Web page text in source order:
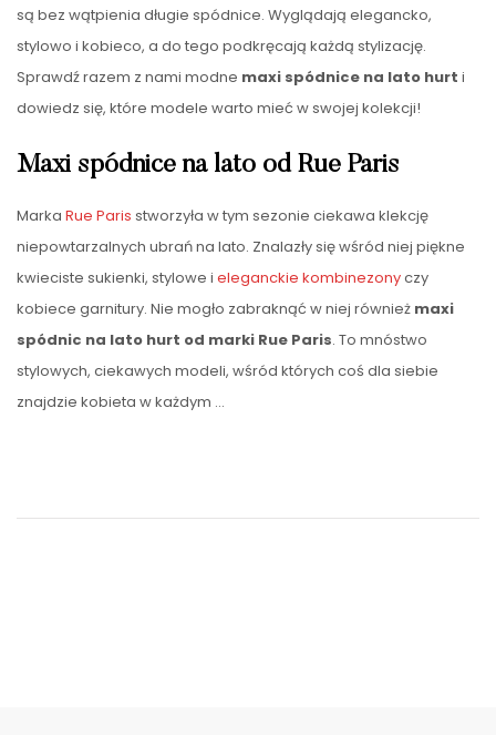
są bez wątpienia długie spódnice. Wyglądają elegancko,
stylowo i kobieco, a do tego podkręcają każdą stylizację.
Sprawdź razem z nami modne maxi spódnice na lato hurt i
dowiedz się, które modele warto mieć w swojej kolekcji!
Maxi spódnice na lato od Rue Paris
Marka Rue Paris stworzyła w tym sezonie ciekawa klekcję
niepowtarzalnych ubrań na lato. Znalazły się wśród niej piękne
kwieciste sukienki, stylowe i eleganckie kombinezonyczy
kobiece garnitury. Nie mogło zabraknąć w niej również maxi
spódnic na lato hurt od marki Rue Paris. To mnóstwo
stylowych, ciekawych modeli, wśród których coś dla siebie
znajdzie kobieta w każdym …